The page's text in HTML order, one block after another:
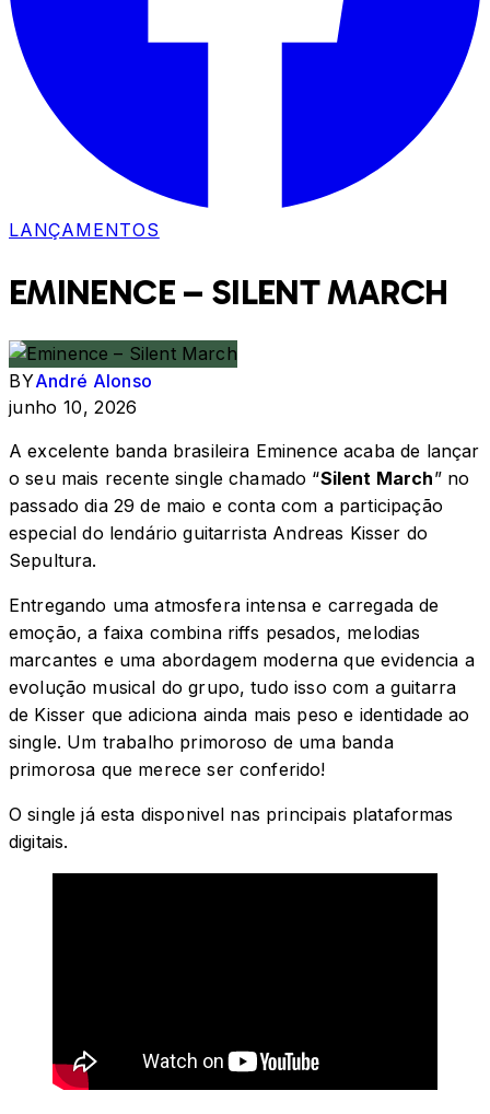
LANÇAMENTOS
EMINENCE – SILENT MARCH
BYAndré Alonso
junho 10, 2026
A excelente banda brasileira Eminence acaba de lançar
o seu mais recente single chamado “Silent March” no
passado dia 29 de maio e conta com a participação
especial do lendário guitarrista Andreas Kisser do
Sepultura.
Entregando uma atmosfera intensa e carregada de
emoção, a faixa combina riffs pesados, melodias
marcantes e uma abordagem moderna que evidencia a
evolução musical do grupo, tudo isso com a guitarra
de Kisser que adiciona ainda mais peso e identidade ao
single. Um trabalho primoroso de uma banda
primorosa que merece ser conferido!
O single já esta disponivel nas principais plataformas
digitais.